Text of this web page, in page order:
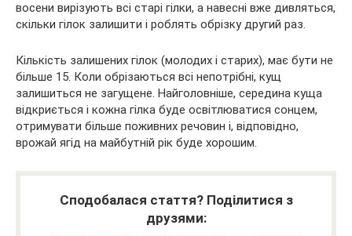
восени вирізують всі старі гілки, а навесні вже дивляться,
скільки гілок залишити і роблять обрізку другий раз.
Кількість залишених гілок (молодих і старих), має бути не
більше 15. Коли обрізаються всі непотрібні, кущ
залишиться не загущене. Найголовніше, середина куща
відкриється і кожна гілка буде освітлюватися сонцем,
отримувати більше поживних речовин і, відповідно,
врожай ягід на майбутній рік буде хорошим.
Сподобалася стаття? Поділитися з
друзями: